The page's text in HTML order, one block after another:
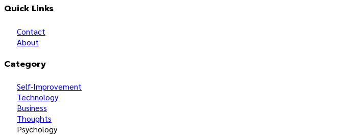
Quick Links
Contact
About
Category
Self-Improvement
Technology
Business
Thoughts
Psychology